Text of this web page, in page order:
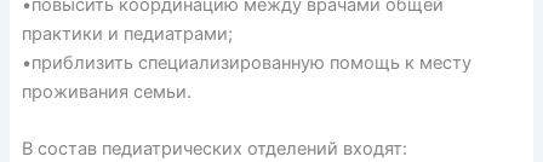
•повысить координацию между врачами общей
практики и педиатрами;
•приблизить специализированную помощь к месту
проживания семьи.
В состав педиатрических отделений входят: